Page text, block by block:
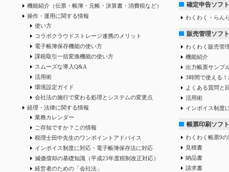
機能紹介（伝票・帳簿・元帳・決算書・消費税など）
操作・運用に関する情報
使い方
コラボクラウドストレージ連携のメリット
電子帳簿保存機能の使い方
課税取引一括変換機能の使い方
スムーズな導入Q&A
活用術
環境設定ガイド
会社法の施行で変わる処理とシステムの変更点
経理・法律に関する情報
業務カレンダー
ご存知ですか？この情報
税理士田中先生のワンポイントアドバイス
インボイス制度に対応・電子帳簿保存法に対応
減価償却の基礎知識（平成23年度税制改正対応）
経営者のための「会社法」
確定申告ソフト
わくわく・らん
販売管理ソフト
わくわく販売管
機能紹介
出力帳票サンプ
3時間で使える
よくある質問と
活用術
インボイス制度
帳票印刷ソフト
わくわく帳票9
見積書
納品書
請求書